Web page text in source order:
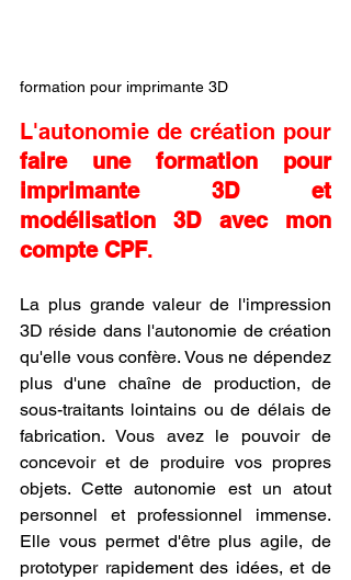
formation pour imprimante 3D
faire une formation pour
imprimante 3D et
modélisation 3D avec mon
compte CPF.
La plus grande valeur de l'impression
3D réside dans l'autonomie de création
qu'elle vous confère. Vous ne dépendez
plus d'une chaîne de production, de
sous-traitants lointains ou de délais de
fabrication. Vous avez le pouvoir de
concevoir et de produire vos propres
objets. Cette autonomie est un atout
personnel et professionnel immense.
Elle vous permet d'être plus agile, de
prototyper rapidement des idées, et de